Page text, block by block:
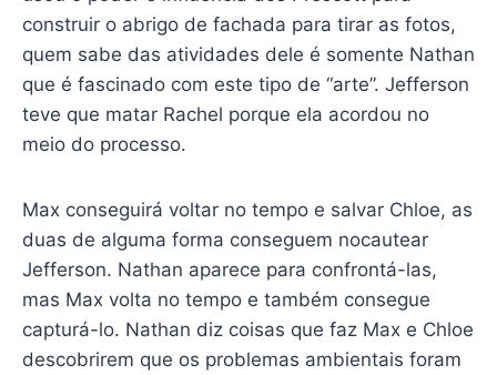
construir o abrigo de fachada para tirar as fotos,
quem sabe das atividades dele é somente Nathan
que é fascinado com este tipo de “arte”. Jefferson
teve que matar Rachel porque ela acordou no
meio do processo.
Max conseguirá voltar no tempo e salvar Chloe, as
duas de alguma forma conseguem nocautear
Jefferson. Nathan aparece para confrontá-las,
mas Max volta no tempo e também consegue
capturá-lo. Nathan diz coisas que faz Max e Chloe
descobrirem que os problemas ambientais foram